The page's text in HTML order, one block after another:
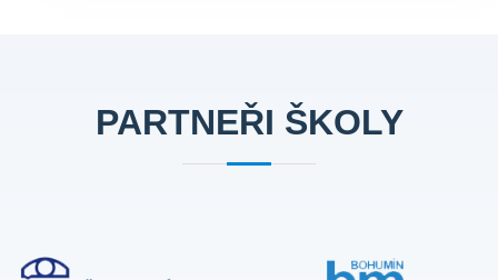
PARTNEŘI ŠKOLY